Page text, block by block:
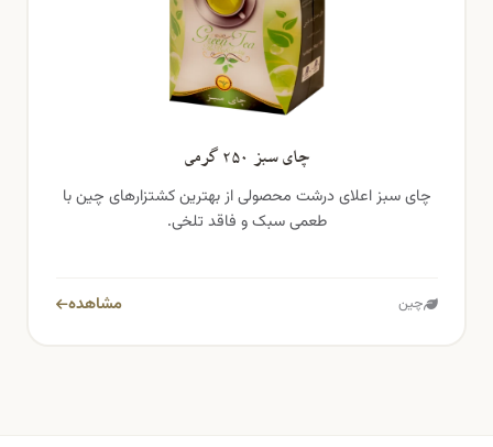
چای سبز ۲۵۰ گرمی
چای سبز اعلای درشت محصولی از بهترین کشتزارهای چین با
طعمی سبک و فاقد تلخی.
چین مشاهده